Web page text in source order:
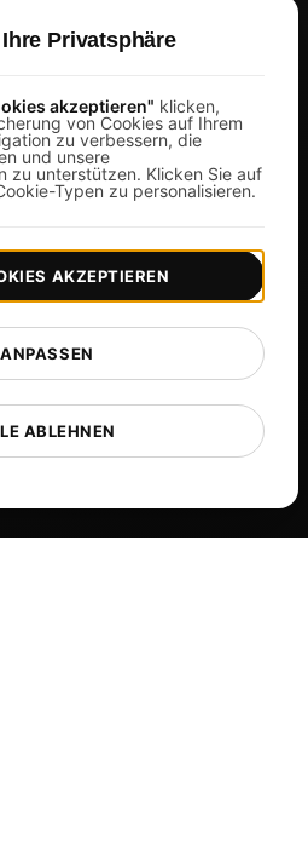
Privatsphäre
akzeptieren" klicken,
von Cookies auf Ihrem
zu verbessern, die
und unsere
zu unterstützen. Klicken Sie auf
Typen zu personalisieren.
ABLEHNEN
ANPASSEN
AKZEPTIEREN